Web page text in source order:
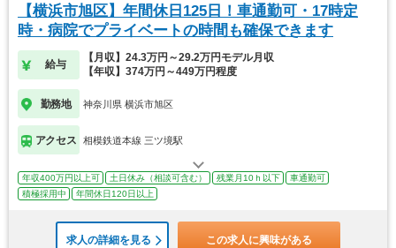
【横浜市旭区】年間休日125日！車通勤可・17時定
時・病院でプライベートの時間も確保できます
給与
【月収】24.3万円～29.2万円モデル月収
【年収】374万円～449万円程度
勤務地 神奈川県 横浜市旭区
アクセス 相模鉄道本線 三ツ境駅
年収400万円以上可 土日休み（相談可含む） 残業月10ｈ以下
車通勤可
積極採用中
年間休日120日以上
求人の詳細を見る この求人に興味がある